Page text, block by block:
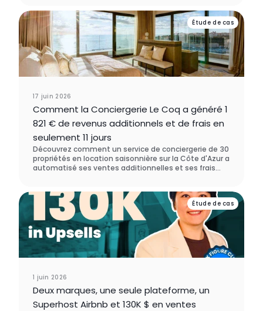
revenir chez vous.
Étude de cas
17 juin 2026
Comment la Conciergerie Le Coq a généré 1
821 € de revenus additionnels et de frais en
seulement 11 jours
Découvrez comment un service de conciergerie de 30
propriétés en location saisonnière sur la Côte d'Azur a
automatisé ses ventes additionnelles et ses frais
aucune démarche manuelle. Ils ont choisi Enso
Connect plutôt que SuiteOp lors de leur processus
d'évaluation des logiciels.
Étude de cas
1 juin 2026
Deux marques, une seule plateforme, un
Superhost Airbnb et 130K $ en ventes